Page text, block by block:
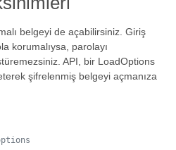
belgeyi de açabilirsiniz. Giriş
korumalıysa, parolayı
API, bir LoadOptions
şifrelenmiş belgeyi açmanıza